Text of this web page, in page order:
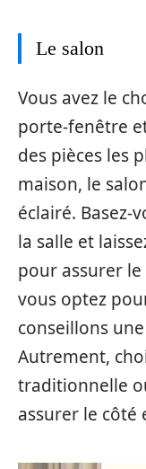
Le salon
Vous avez le
porte-fenêtre
des pièces les
maison, le
éclairé. Basez-
la salle et
pour assurer
vous optez
conseillons une
Autrement,
traditionnelle
assurer le côté